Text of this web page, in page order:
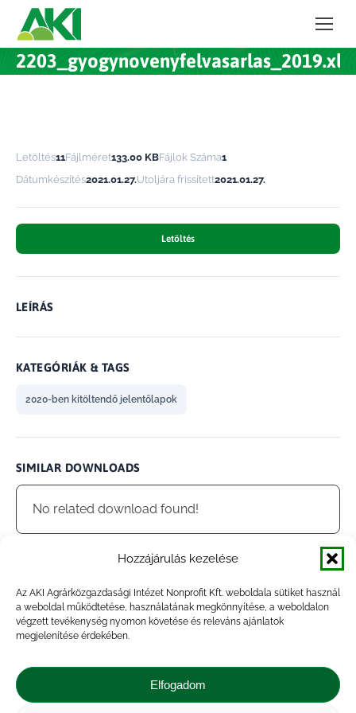
Hozzájárulás kezelése
Az AKI Agrárközgazdasági Intézet Nonprofit Kft. weboldala sütiket használ
a weboldal működtetése, használatának megkönnyítése, a weboldalon
végzett tevékenység nyomon követése és releváns ajánlatok
megjelenítése érdekében.
Elfogadom
2203_gyogynovenyfelvasarlas_2019.xls
Letöltés11Fájlméret133.00 KBFájlok Száma1
Dátumkészítés2021.01.27.Utoljára frissített2021.01.27.
Letöltés
LEÍRÁS
KATEGÓRIÁK & TAGS
2020-ben kitöltendő jelentőlapok
SIMILAR DOWNLOADS
No related download found!
admin Updated 2021.01.27.
ShareShareShareShare